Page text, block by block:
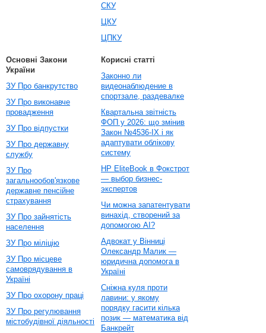
СКУ
ЦКУ
ЦПКУ
Основні Закони
України
ЗУ Про банкрутство
ЗУ Про виконавче
провадження
ЗУ Про відпустки
ЗУ Про державну
службу
ЗУ Про
загальнообов'язкове
державне пенсійне
страхування
ЗУ Про зайнятість
населення
ЗУ Про міліцію
ЗУ Про місцеве
самоврядування в
Україні
ЗУ Про охорону праці
ЗУ Про регулювання
містобудівної діяльності
Корисні статті
Законно ли
видеонаблюдение в
спортзале, раздевалке
Квартальна звітність
ФОП у 2026: що змінив
Закон №4536-IX і як
адаптувати облікову
систему
HP EliteBook в Фокстрот
— выбор бизнес-
экспертов
Чи можна запатентувати
винахід, створений за
допомогою AI?
Адвокат у Вінниці
Олександр Малик —
юридична допомога в
Україні
Сніжна куля проти
лавини: у якому
порядку гасити кілька
позик — математика від
Банкрейт